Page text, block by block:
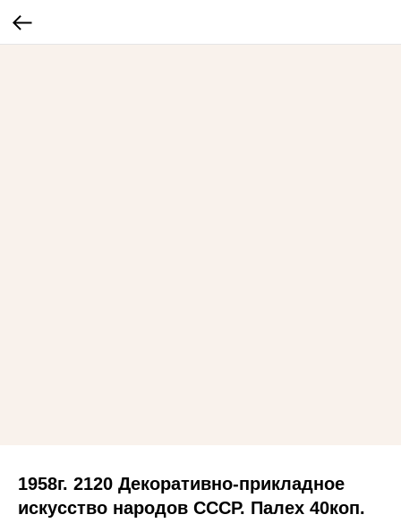
1958г. 2120 Декоративно-прикладное
искусство народов СССР. Палех 40коп.